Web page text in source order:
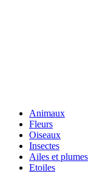
Animaux
Fleurs
Oiseaux
Insectes
Ailes et plumes
Etoiles